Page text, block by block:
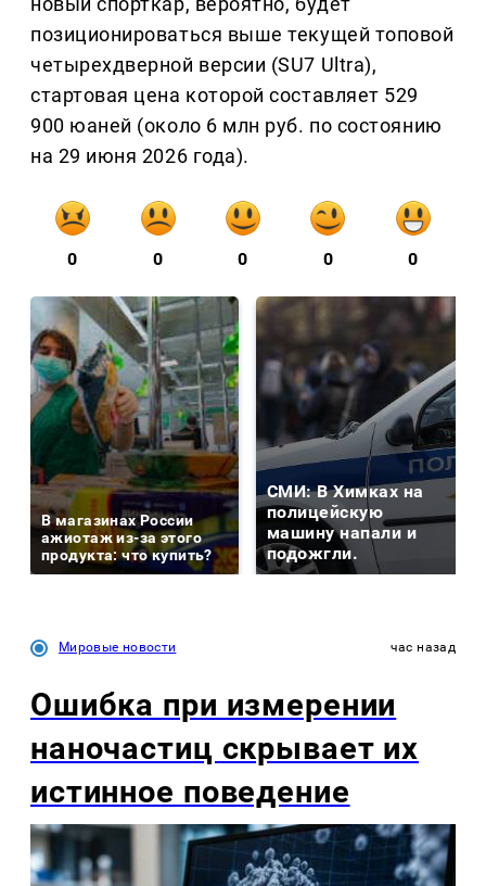
позиционироваться выше текущей топовой
четырехдверной версии (SU7 Ultra),
стартовая цена которой составляет 529
900 юаней (около 6 млн руб. по состоянию
на 29 июня 2026 года).
0 0 0 0 0
В магазинах России
ажиотаж из-за этого
продукта: что купить?
СМИ: В Химках на
полицейскую
машину напали и
подожгли.
Мировые новости час назад
Ошибка при измерении
наночастиц скрывает их
истинное поведение